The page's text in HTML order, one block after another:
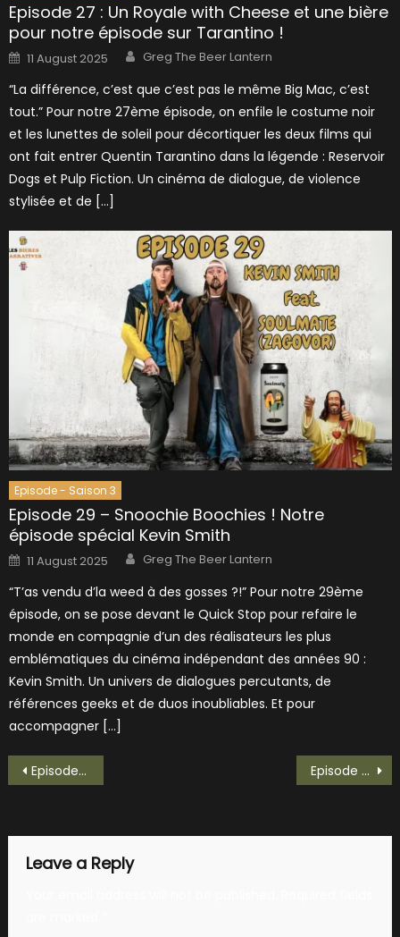
Episode 27 : Un Royale with Cheese et une bière
pour notre épisode sur Tarantino !
Posted
on
11 August 2025 Author
Greg The Beer Lantern
“La différence, c’est que c’est pas le même Big Mac, c’est
tout.” Pour notre 27ème épisode, on enfile le costume noir
et les lunettes de soleil pour décortiquer les deux films qui
ont fait entrer Quentin Tarantino dans la légende : Reservoir
Dogs et Pulp Fiction. Un cinéma de dialogue, de violence
stylisée et de […]
Episode - Saison 3
Episode 29 – Snoochie Boochies ! Notre
épisode spécial Kevin Smith
Posted
on
11 August 2025 Author
Greg The Beer Lantern
“T’as vendu d’la weed à des gosses ?!” Pour notre 29ème
épisode, on se pose devant le Quick Stop pour refaire le
monde en compagnie d’un des réalisateurs les plus
emblématiques du cinéma indépendant des années 90 :
Kevin Smith. Un univers de dialogues percutants, de
références geeks et de duos inoubliables. Et pour
accompagner […]
Post
Episode 35 – “Michael, j’ai besoin de vous…” pour notre épisode sur K2000 ! Episode 37 – HULK SMASH! Notre épisode sur le Géant de Jade
Leave a Reply